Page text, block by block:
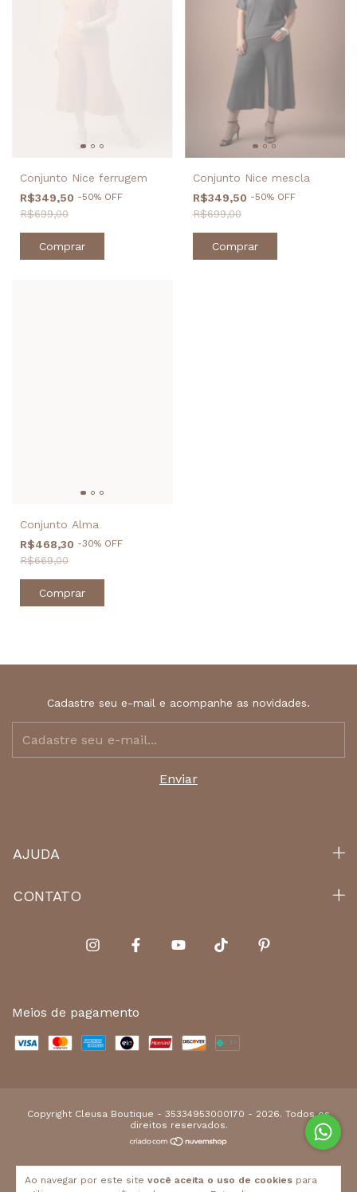
Ao navegar por este site você aceita o uso de cookies para
Conjunto Nice ferrugem
R$349,50 -50% OFF
R$699,00
Comprar
Conjunto Nice mescla
R$349,50 -50% OFF
R$699,00
Comprar
Conjunto Alma
R$468,30 -30% OFF
R$669,00
Comprar
Cadastre seu e-mail e acompanhe as novidades.
AJUDA
CONTATO
Meios de pagamento
Copyright Cleusa Boutique - 35334953000170 - 2026. Todos os
direitos reservados.